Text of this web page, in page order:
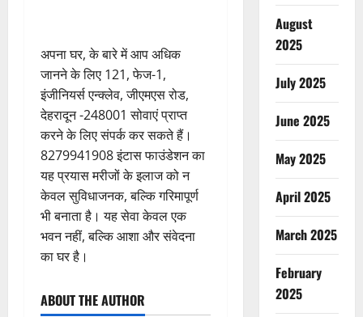
अपना घर, के बारे में आप अधिक
जानने के लिए 121, फेज-1,
इंजीनियर्स एन्क्लेव, जीएमएस रोड,
देहरादून -248001 सोवाएं प्राप्त
करने के लिए संपर्क कर सकते हैं।
8279941908 इंटास फाउंडेशन का
यह प्रयास मरीजों के इलाज को न
केवल सुविधाजनक, बल्कि गरिमापूर्ण
भी बनाता है। यह सेवा केवल एक
भवन नहीं, बल्कि आशा और संवेदना
का घर है।
ABOUT THE AUTHOR
August
2025
July 2025
June 2025
May 2025
April 2025
March 2025
February
2025